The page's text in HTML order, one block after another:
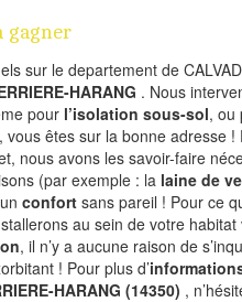
gagner
sur le departement de
HARANG . Nous
pour l’isolation sous-sol, ou
, vous êtes sur la bonne adresse
nous avons les savoir-faire
(par exemple : la laine de
confort sans pareil ! Pour ce
au sein de votre habitat
, il n’y a aucune raison de
! Pour plus d’
HARANG (14350) ,